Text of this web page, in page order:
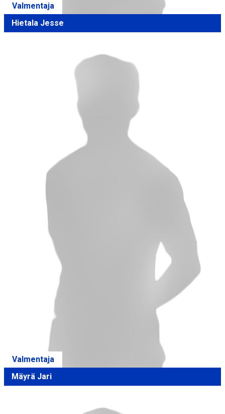
Valmentaja
Hietala Jesse
Valmentaja
Mäyrä Jari